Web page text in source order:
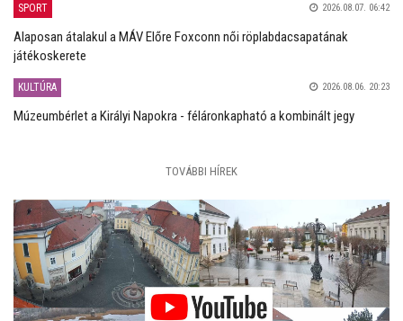
SPORT 2026.08.07. 06:42
Alaposan átalakul a MÁV Előre Foxconn női röplabdacsapatának
játékoskerete
KULTÚRA 2026.08.06. 20:23
Múzeumbérlet a Királyi Napokra - féláronkapható a kombinált jegy
TOVÁBBI HÍREK